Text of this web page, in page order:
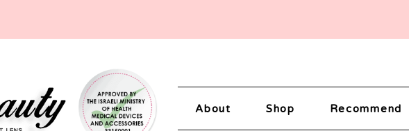
About Shop Recommend